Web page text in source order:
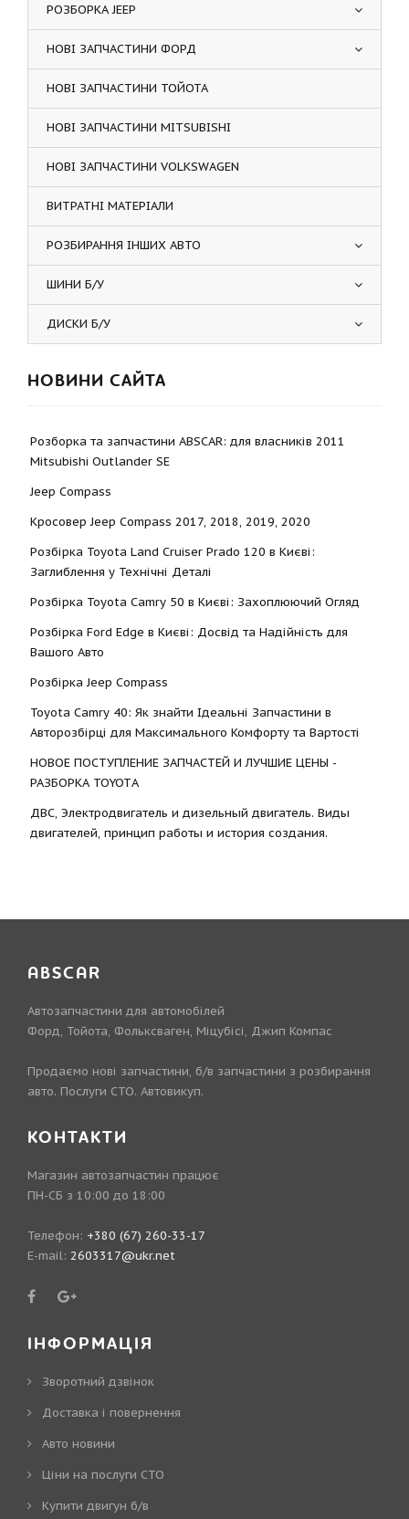
РОЗБОРКА JEEP
НОВІ ЗАПЧАСТИНИ ФОРД
НОВІ ЗАПЧАСТИНИ ТОЙОТА
НОВІ ЗАПЧАСТИНИ MITSUBISHI
НОВІ ЗАПЧАСТИНИ VOLKSWAGEN
ВИТРАТНІ МАТЕРІАЛИ
РОЗБИРАННЯ ІНШИХ АВТО
ШИНИ Б/У
ДИСКИ Б/У
НОВИНИ САЙТА
Розборка та запчастини ABSCAR: для власників 2011
Mitsubishi Outlander SE
Jeep Compass
Кросовер Jeep Compass 2017, 2018, 2019, 2020
Розбірка Toyota Land Cruiser Prado 120 в Києві:
Заглиблення у Технічні Деталі
Розбірка Toyota Camry 50 в Києві: Захоплюючий Огляд
Розбірка Ford Edge в Києві: Досвід та Надійність для
Вашого Авто
Розбірка Jeep Compass
Toyota Camry 40: Як знайти Ідеальні Запчастини в
Авторозбірці для Максимального Комфорту та Вартості
НОВОЕ ПОСТУПЛЕНИЕ ЗАПЧАСТЕЙ И ЛУЧШИЕ ЦЕНЫ -
РАЗБОРКА TOYOTА
ДВС, Электродвигатель и дизельный двигатель. Виды
двигателей, принцип работы и история создания.
ABSCAR
Автозапчастини для автомобілей
Форд, Тойота, Фольксваген, Міцубісі, Джип Компас
Продаємо нові запчастини, б/в запчастини з розбирання
авто. Послуги СТО. Автовикуп.
КОНТАКТИ
Магазин автозапчастин працює
ПН-СБ з 10:00 до 18:00
Телефон: +380 (67) 260-33-17
E-mail: 2603317@ukr.net
ІНФОРМАЦІЯ
Зворотний дзвінок
Доставка і повернення
Авто новини
Ціни на послуги СТО
Купити двигун б/в